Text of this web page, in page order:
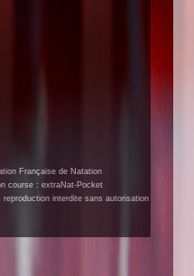
Française de Natation
course : extraNat-Pocket
interdite sans autorisation